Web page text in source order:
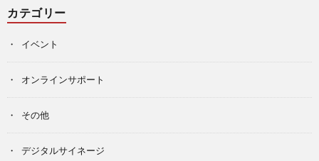
カテゴリー
イベント
オンラインサポート
その他
デジタルサイネージ